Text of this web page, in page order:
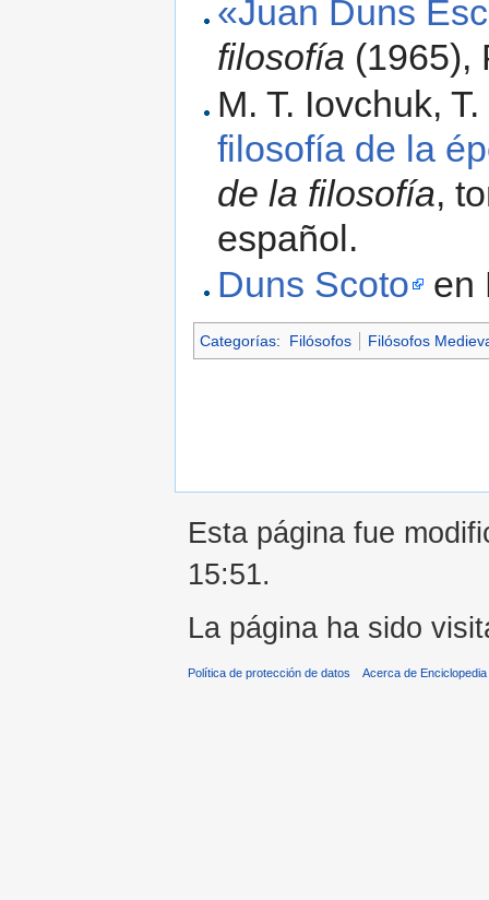
«Juan Duns
filosofía (1965),
M. T. Iovchuk,
filosofía de la
de la filosofía,
español.
Duns Scoto
en
Categorías: Filósofos Filósofos
Esta página fue
15:51.
La página ha sido
Política de protección de datos Acerca de